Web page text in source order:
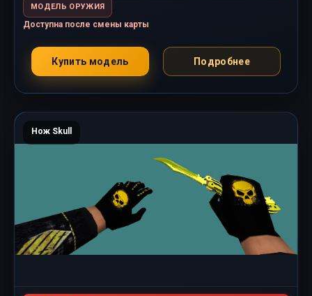
МОДЕЛЬ ОРУЖИЯ
Доступна после смены карты
Купить модель Подробнее
Нож Skull